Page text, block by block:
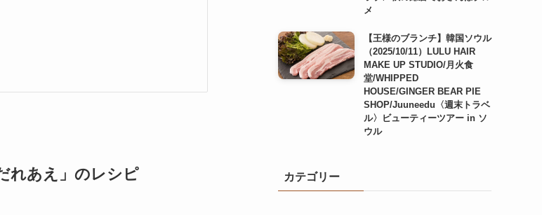
れあえ」のレシピ
メ
【王様のブランチ】韓国ソウル
（2025/10/11）LULU HAIR
MAKE UP STUDIO/月火食
堂/WHIPPED
HOUSE/GINGER BEAR PIE
SHOP/Juuneedu〈週末トラベ
ル〉ビューティーツアー in ソ
ウル
カテゴリー